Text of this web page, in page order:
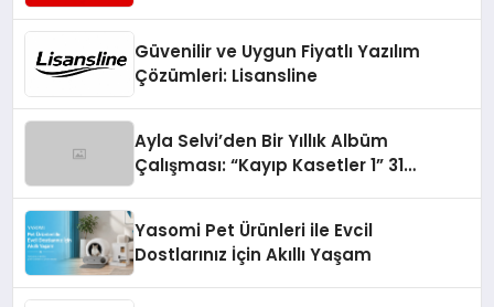
Güvenilir ve Uygun Fiyatlı Yazılım
Çözümleri: Lisansline
Ayla Selvi’den Bir Yıllık Albüm
Çalışması: “Kayıp Kasetler 1” 31
Yasomi Pet Ürünleri ile Evcil
Dostlarınız İçin Akıllı Yaşam